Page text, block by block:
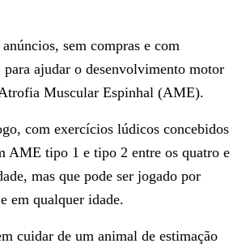
anúncios, sem compras e com
ajudar o desenvolvimento motor
Muscular Espinhal (AME).
com exercícios lúdicos concebidos
AME tipo 1 e tipo 2 entre os quatro e
mas que pode ser jogado por
em qualquer idade.
cuidar de um animal de estimação